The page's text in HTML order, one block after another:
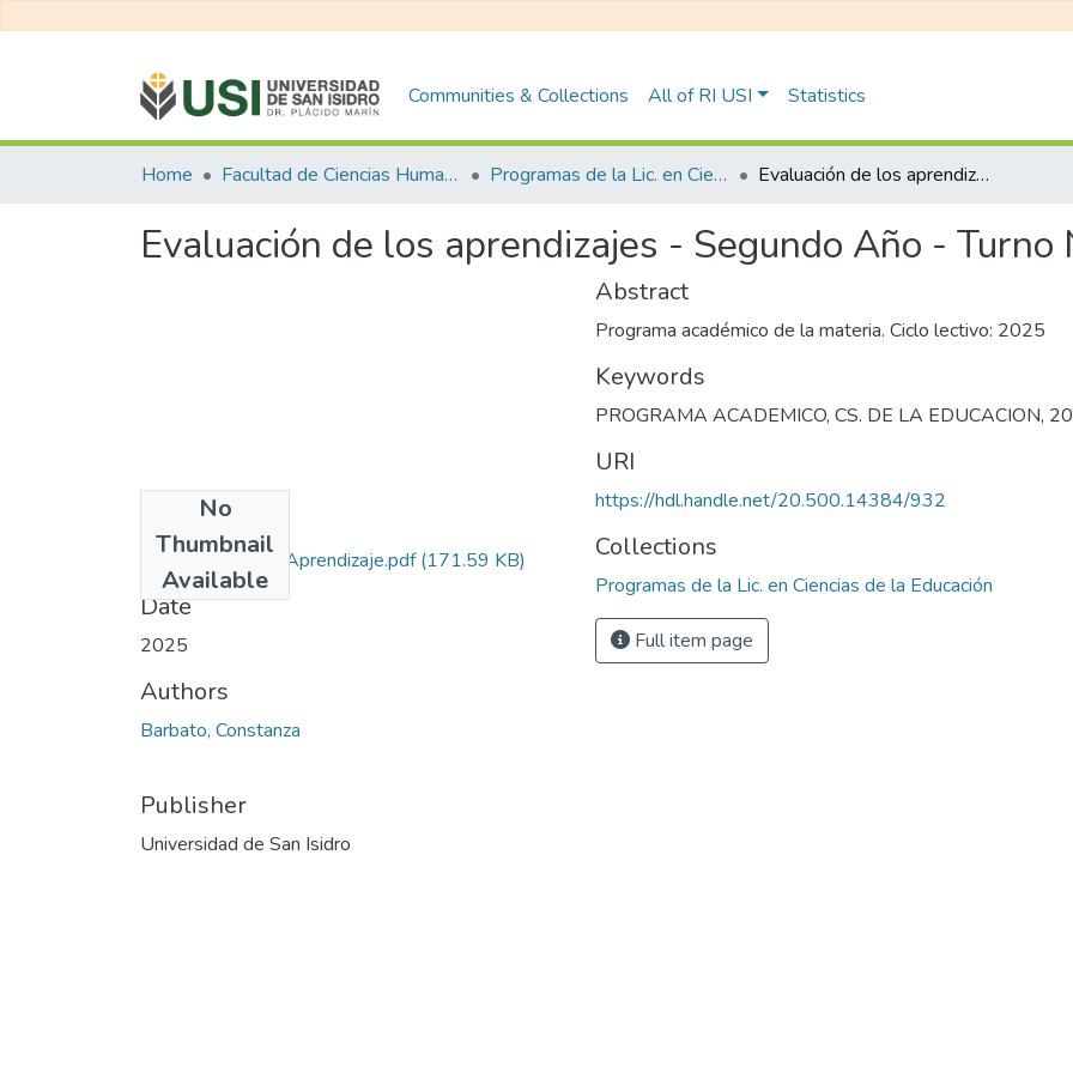
Communities & Collections All of RI USI Statistics
Home Facultad de Ciencias Humanas y Sociales Programas de la Lic. en Ciencias de la Educación Evaluación de los aprendizajes - Segundo Año - Turno Noche
Evaluación de los aprendizajes - Segundo Año - Turno
No
Thumbnail
Available
Evaluación del Aprendizaje.pdf(171.59 KB)
Date
2025
Authors
Barbato, Constanza
Publisher
Universidad de San Isidro
Abstract
Programa académico de la materia. Ciclo lectivo: 2025
Keywords
PROGRAMA ACADEMICO, CS. DE LA EDUCACION,
URI
https://hdl.handle.net/20.500.14384/932
Collections
Programas de la Lic. en Ciencias de la Educación
Full item page